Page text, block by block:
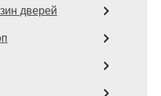
дверей